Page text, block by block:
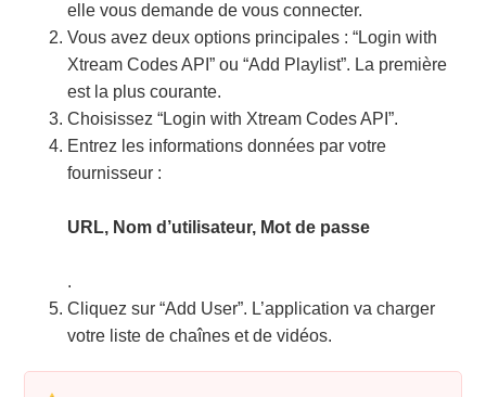
elle vous demande de vous connecter.
Vous avez deux options principales : “Login with
Xtream Codes API” ou “Add Playlist”. La première
est la plus courante.
Choisissez “Login with Xtream Codes API”.
Entrez les informations données par votre
fournisseur :
URL, Nom d’utilisateur, Mot de passe
.
Cliquez sur “Add User”. L’application va charger
votre liste de chaînes et de vidéos.